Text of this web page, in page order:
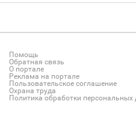
Помощь
Обратная связь
О портале
Реклама на портале
Пользовательское соглашение
Охрана труда
Политика обработки персональных